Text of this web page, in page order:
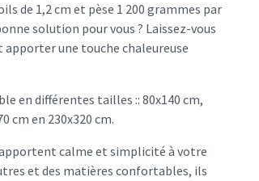
de 1,2 cm et pèse 1 200 grammes par
solution pour vous ? Laissez-vous
une touche chaleureuse
en différentes tailles :: 80x140 cm,
cm en 230x320 cm.
calme et simplicité à votre
et des matières confortables, ils